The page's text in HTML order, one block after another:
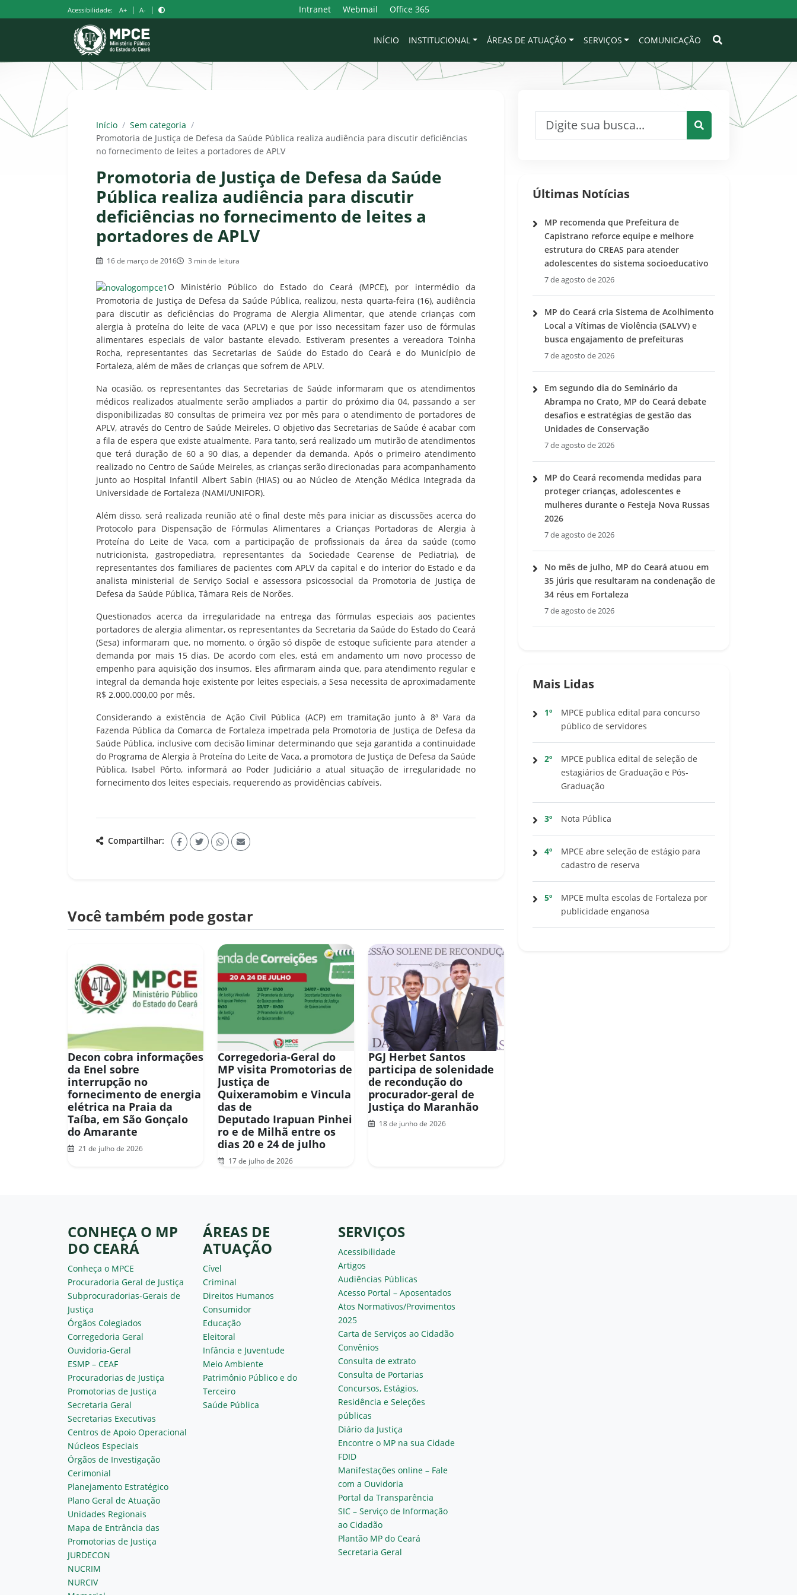
para
Acessibilidade: A+ | A- | Intranet Webmail Office 365
INÍCIO INSTITUCIONAL ÁREAS DE ATUAÇÃO SERVIÇOS COMUNICAÇÃO
Início / Sem categoria /
Promotoria de Justiça de Defesa da Saúde Pública realiza audiência para discutir deficiências
no fornecimento de leites a portadores de APLV
Promotoria de Justiça de Defesa da Saúde
Pública realiza audiência para discutir
deficiências no fornecimento de leites a
portadores de APLV
16 de março de 2016 3 min de leitura
O Ministério Público do Estado do Ceará (MPCE), por intermédio da
Promotoria de Justiça de Defesa da Saúde Pública, realizou, nesta quarta-feira (16), audiência
para discutir as deficiências do Programa de Alergia Alimentar, que atende crianças com
alergia à proteína do leite de vaca (APLV) e que por isso necessitam fazer uso de fórmulas
alimentares especiais de valor bastante elevado. Estiveram presentes a vereadora Toinha
Rocha, representantes das Secretarias de Saúde do Estado do Ceará e do Município de
Fortaleza, além de mães de crianças que sofrem de APLV.
Na ocasião, os representantes das Secretarias de Saúde informaram que os atendimentos
médicos realizados atualmente serão ampliados a partir do próximo dia 04, passando a ser
disponibilizadas 80 consultas de primeira vez por mês para o atendimento de portadores de
APLV, através do Centro de Saúde Meireles. O objetivo das Secretarias de Saúde é acabar com
a fila de espera que existe atualmente. Para tanto, será realizado um mutirão de atendimentos
que terá duração de 60 a 90 dias, a depender da demanda. Após o primeiro atendimento
realizado no Centro de Saúde Meireles, as crianças serão direcionadas para acompanhamento
junto ao Hospital Infantil Albert Sabin (HIAS) ou ao Núcleo de Atenção Médica Integrada da
Universidade de Fortaleza (NAMI/UNIFOR).
Além disso, será realizada reunião até o final deste mês para iniciar as discussões acerca do
Protocolo para Dispensação de Fórmulas Alimentares a Crianças Portadoras de Alergia à
Proteína do Leite de Vaca, com a participação de profissionais da área da saúde (como
nutricionista, gastropediatra, representantes da Sociedade Cearense de Pediatria), de
representantes dos familiares de pacientes com APLV da capital e do interior do Estado e da
analista ministerial de Serviço Social e assessora psicossocial da Promotoria de Justiça de
Defesa da Saúde Pública, Tâmara Reis de Norões.
Questionados acerca da irregularidade na entrega das fórmulas especiais aos pacientes
portadores de alergia alimentar, os representantes da Secretaria da Saúde do Estado do Ceará
(Sesa) informaram que, no momento, o órgão só dispõe de estoque suficiente para atender a
demanda por mais 15 dias. De acordo com eles, está em andamento um novo processo de
empenho para aquisição dos insumos. Eles afirmaram ainda que, para atendimento regular e
integral da demanda hoje existente por leites especiais, a Sesa necessita de aproximadamente
R$ 2.000.000,00 por mês.
Considerando a existência de Ação Civil Pública (ACP) em tramitação junto à 8ª Vara da
Fazenda Pública da Comarca de Fortaleza impetrada pela Promotoria de Justiça de Defesa da
Saúde Pública, inclusive com decisão liminar determinando que seja garantida a continuidade
do Programa de Alergia à Proteína do Leite de Vaca, a promotora de Justiça de Defesa da Saúde
Pública, Isabel Pôrto, informará ao Poder Judiciário a atual situação de irregularidade no
fornecimento dos leites especiais, requerendo as providências cabíveis.
Compartilhar:
Você também pode gostar
Decon cobra informações
da Enel sobre
interrupção no
fornecimento de energia
elétrica na Praia da
Taíba, em São Gonçalo
do Amarante
21 de julho de 2026
Corregedoria-Geral do
MP visita Promotorias de
Justiça de
Quixeramobim e Vincula
das de
Deputado Irapuan Pinhei
ro e de Milhã entre os
dias 20 e 24 de julho
17 de julho de 2026
PGJ Herbet Santos
participa de solenidade
de recondução do
procurador-geral de
Justiça do Maranhão
18 de junho de 2026
Pesquisar
Últimas Notícias
MP recomenda que Prefeitura de
Capistrano reforce equipe e melhore
estrutura do CREAS para atender
adolescentes do sistema socioeducativo
7 de agosto de 2026
MP do Ceará cria Sistema de Acolhimento
Local a Vítimas de Violência (SALVV) e
busca engajamento de prefeituras
7 de agosto de 2026
Em segundo dia do Seminário da
Abrampa no Crato, MP do Ceará debate
desafios e estratégias de gestão das
Unidades de Conservação
7 de agosto de 2026
MP do Ceará recomenda medidas para
proteger crianças, adolescentes e
mulheres durante o Festeja Nova Russas
2026
7 de agosto de 2026
No mês de julho, MP do Ceará atuou em
35 júris que resultaram na condenação de
34 réus em Fortaleza
7 de agosto de 2026
Mais Lidas
1º
MPCE publica edital para concurso
público de servidores
2º
MPCE publica edital de seleção de
estagiários de Graduação e Pós-
Graduação
3º Nota Pública
4º
MPCE abre seleção de estágio para
cadastro de reserva
5º
MPCE multa escolas de Fortaleza por
publicidade enganosa
CONHEÇA O MP
DO CEARÁ
Conheça o MPCE
Procuradoria Geral de Justiça
Subprocuradorias-Gerais de
Justiça
Órgãos Colegiados
Corregedoria Geral
Ouvidoria-Geral
ESMP – CEAF
Procuradorias de Justiça
Promotorias de Justiça
Secretaria Geral
Secretarias Executivas
Centros de Apoio Operacional
Núcleos Especiais
Órgãos de Investigação
Cerimonial
Planejamento Estratégico
Plano Geral de Atuação
Unidades Regionais
Mapa de Entrância das
Promotorias de Justiça
JURDECON
NUCRIM
NURCIV
ÁREAS DE
ATUAÇÃO
Cível
Criminal
Direitos Humanos
Consumidor
Educação
Eleitoral
Infância e Juventude
Meio Ambiente
Patrimônio Público e do
Terceiro
Saúde Pública
SERVIÇOS
Acessibilidade
Artigos
Audiências Públicas
Acesso Portal – Aposentados
Atos Normativos/Provimentos
2025
Carta de Serviços ao Cidadão
Convênios
Consulta de extrato
Consulta de Portarias
Concursos, Estágios,
Residência e Seleções
públicas
Diário da Justiça
Encontre o MP na sua Cidade
FDID
Manifestações online – Fale
com a Ouvidoria
Portal da Transparência
SIC – Serviço de Informação
ao Cidadão
Plantão MP do Ceará
Secretaria Geral